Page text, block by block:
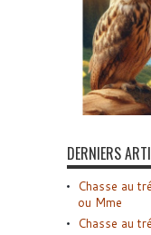
DERNIERS
Chasse au
ou Mme
Chasse au